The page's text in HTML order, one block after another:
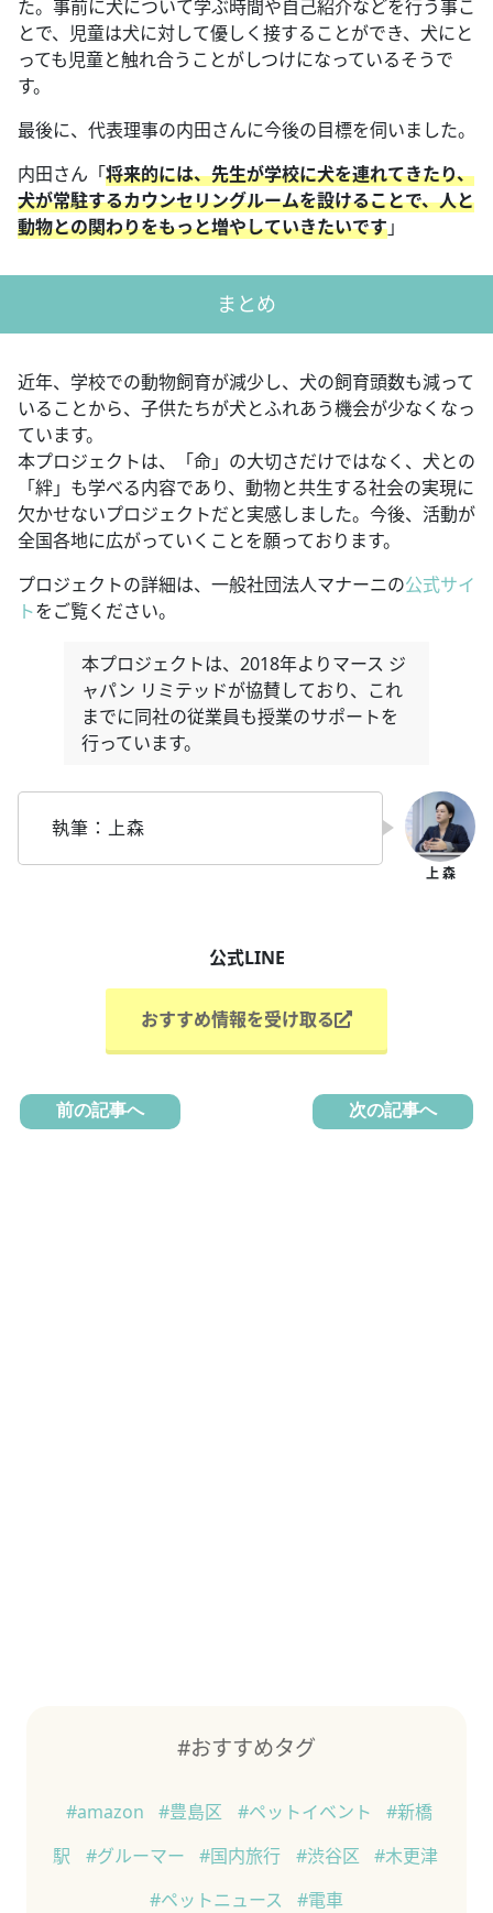
た。事前に犬について学ぶ時間や自己紹介などを行う事こ
とで、児童は犬に対して優しく接することができ、犬にと
っても児童と触れ合うことがしつけになっているそうで
す。
最後に、代表理事の内田さんに今後の目標を伺いました。
内田さん「将来的には、先生が学校に犬を連れてきたり、
犬が常駐するカウンセリングルームを設けることで、人と
動物との関わりをもっと増やしていきたいです」
まとめ
近年、学校での動物飼育が減少し、犬の飼育頭数も減って
いることから、子供たちが犬とふれあう機会が少なくなっ
ています。
本プロジェクトは、「命」の大切さだけではなく、犬との
「絆」も学べる内容であり、動物と共生する社会の実現に
欠かせないプロジェクトだと実感しました。今後、活動が
全国各地に広がっていくことを願っております。
プロジェクトの詳細は、一般社団法人マナーニの公式サイ
トをご覧ください。
本プロジェクトは、2018年よりマース ジ
ャパン リミテッドが協賛しており、これ
までに同社の従業員も授業のサポートを
行っています。
執筆：上森
公式LINE
おすすめ情報を受け取る
前の記事へ 次の記事へ
#おすすめタグ
#amazon #豊島区 #ペットイベント
#新橋
駅
#グルーマー #国内旅行 #渋谷区
#木更津
#ペットニュース
#電車